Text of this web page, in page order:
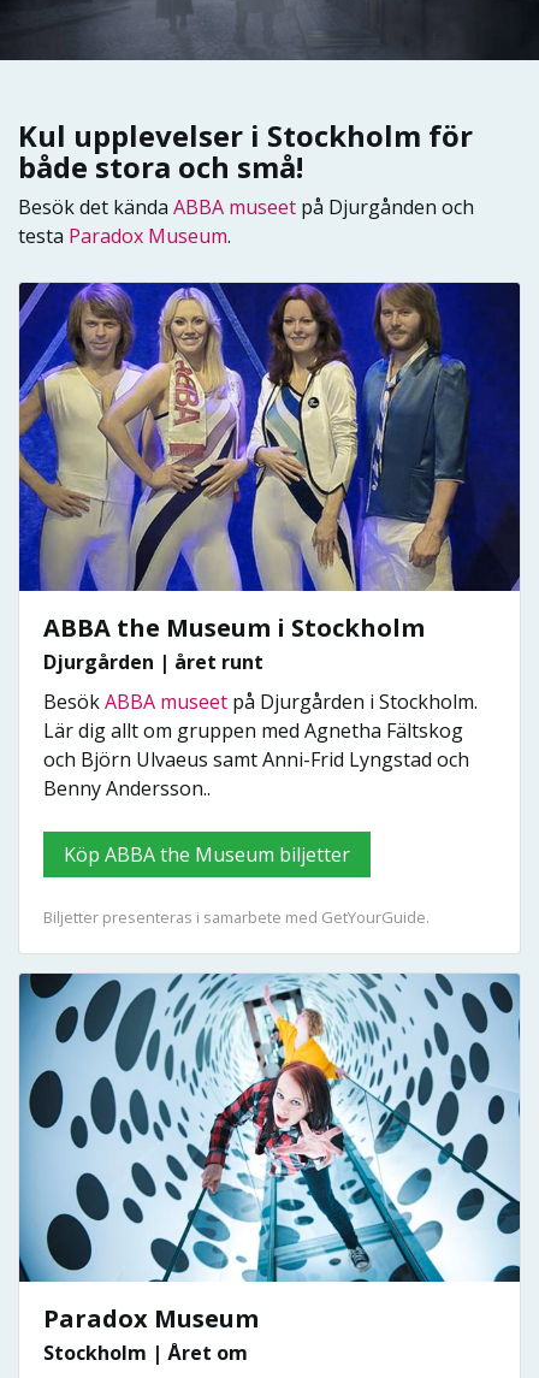
Kul upplevelser i Stockholm för
både stora och små!
Besök det kända ABBA museet på Djurgånden och
testa Paradox Museum.
ABBA the Museum i Stockholm
Djurgården | året runt
BesökABBA museet på Djurgården i Stockholm.
Lär dig allt om gruppen med Agnetha Fältskog
och Björn Ulvaeus samt Anni-Frid Lyngstad och
Benny Andersson..
Köp ABBA the Museum biljetter
Biljetter presenteras i samarbete med GetYourGuide.
Paradox Museum
Stockholm | Året om